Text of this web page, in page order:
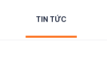
TIN TỨC